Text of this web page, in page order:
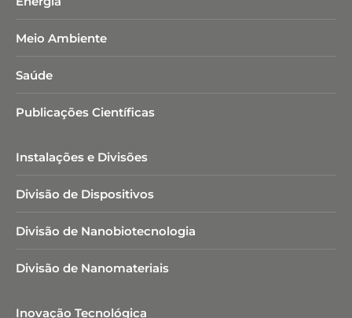
Meio Ambiente
Saúde
Publicações Científicas
Instalações e Divisões
Divisão de Dispositivos
Divisão de Nanobiotecnologia​
Divisão de Nanomateriais
Inovação Tecnológica